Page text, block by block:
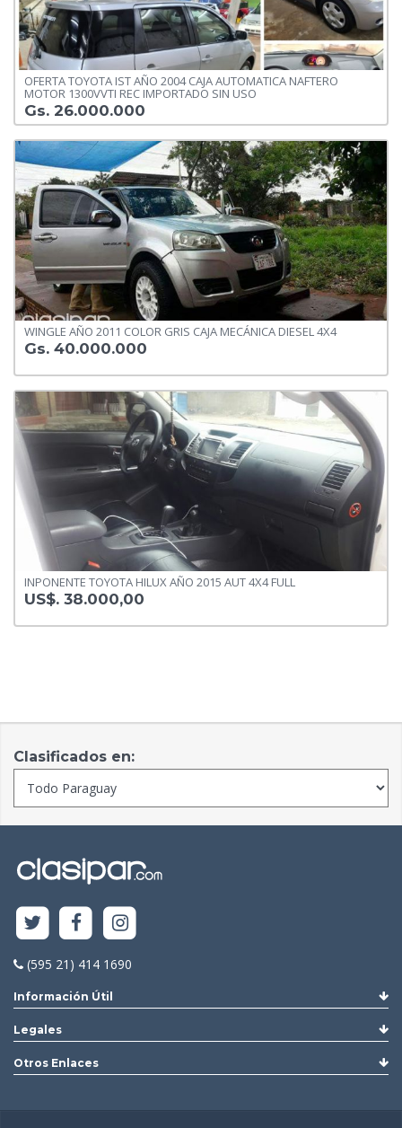
OFERTA TOYOTA IST AÑO 2004 CAJA AUTOMATICA NAFTERO
MOTOR 1300VVTI REC IMPORTADO SIN USO
Gs. 26.000.000
WINGLE AÑO 2011 COLOR GRIS CAJA MECÁNICA DIESEL 4X4
Gs. 40.000.000
INPONENTE TOYOTA HILUX AÑO 2015 AUT 4X4 FULL
US$. 38.000,00
Clasificados en:
(595 21) 414 1690
Información Útil
Legales
Otros Enlaces